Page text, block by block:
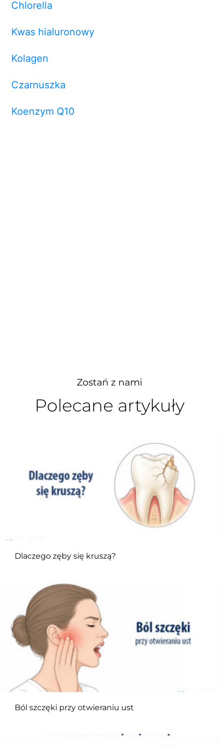
Chlorella
Kwas hialuronowy
Kolagen
Czarnuszka
Koenzym Q10
Zostań z nami
Polecane artykuły
Dlaczego zęby się kruszą?
Ból szczęki przy otwieraniu ust